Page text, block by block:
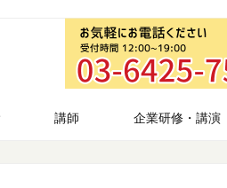
講師 企業研修・講演